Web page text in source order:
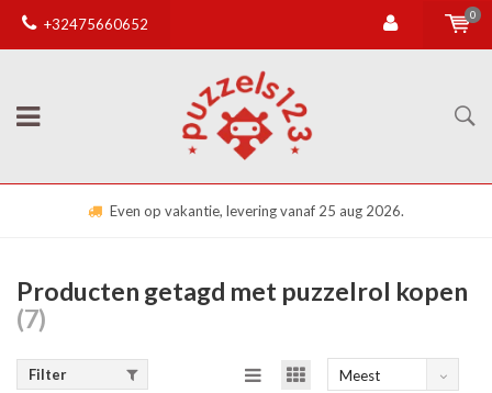
+32475660652
0
Even op vakantie, levering vanaf 25 aug 2026.
Producten getagd met puzzelrol kopen
(7)
Filter
Meest